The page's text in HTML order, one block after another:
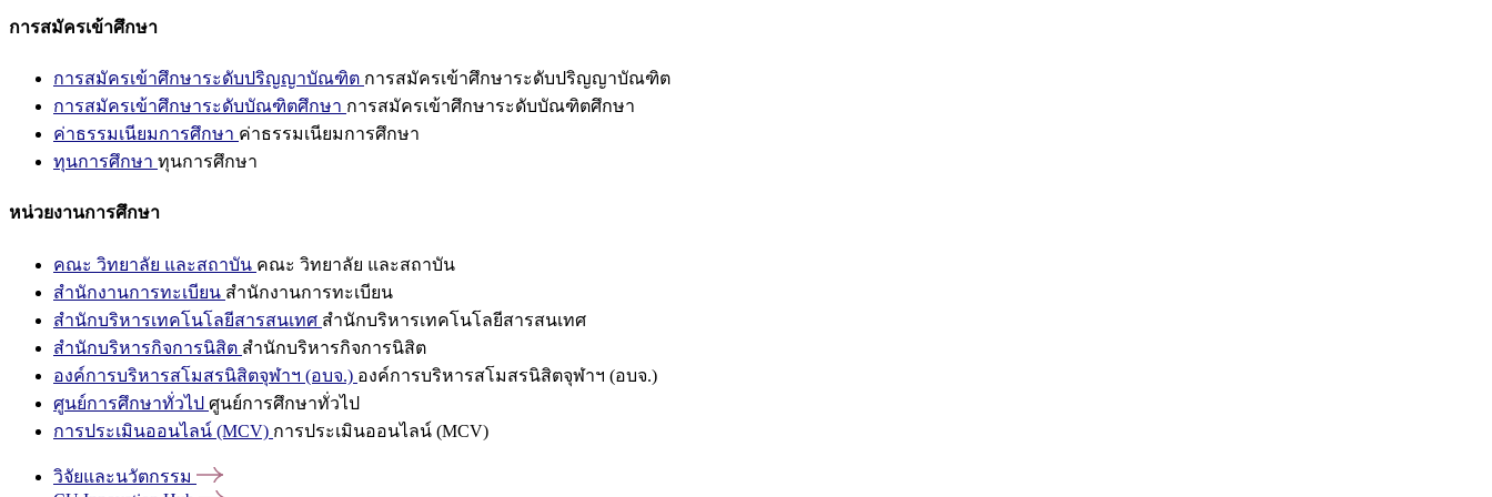
การสมัครเข้าศึกษา
การสมัครเข้าศึกษาระดับปริญญาบัณฑิต การสมัครเข้าศึกษาระดับปริญญาบัณฑิต
การสมัครเข้าศึกษาระดับบัณฑิตศึกษา การสมัครเข้าศึกษาระดับบัณฑิตศึกษา
ค่าธรรมเนียมการศึกษา ค่าธรรมเนียมการศึกษา
ทุนการศึกษา ทุนการศึกษา
หน่วยงานการศึกษา
คณะ วิทยาลัย และสถาบัน คณะ วิทยาลัย และสถาบัน
สำนักงานการทะเบียน สำนักงานการทะเบียน
สำนักบริหารเทคโนโลยีสารสนเทศ สำนักบริหารเทคโนโลยีสารสนเทศ
สำนักบริหารกิจการนิสิต สำนักบริหารกิจการนิสิต
องค์การบริหารสโมสรนิสิตจุฬาฯ (อบจ.) องค์การบริหารสโมสรนิสิตจุฬาฯ (อบจ.)
ศูนย์การศึกษาทั่วไป ศูนย์การศึกษาทั่วไป
การประเมินออนไลน์ (MCV) การประเมินออนไลน์ (MCV)
วิจัยและนวัตกรรม